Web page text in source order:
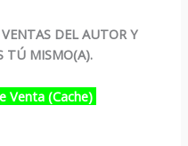
DEL AUTOR Y
TÚ MISMO(A).
Venta (Cache)